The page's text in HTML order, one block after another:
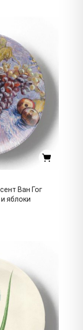
Ван Гог
яблоки